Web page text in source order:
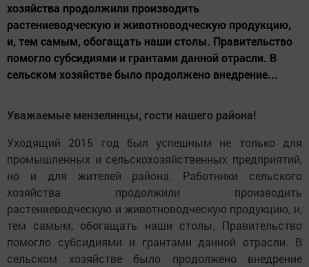
хозяйства продолжили производить
растениеводческую и животноводческую продукцию,
и, тем самым, обогащать наши столы. Правительство
помогло субсидиями и грантами данной отрасли. В
сельском хозяйстве было продолжено внедрение...
Уважаемые мензелинцы, гости нашего района!
Уходящий 2015 год был успешным не только для
промышленных и сельскохозяйственных предприятий,
но и для жителей района. Работники сельского
хозяйства продолжили производить
растениеводческую и животноводческую продукцию, и,
тем самым, обогащать наши столы. Правительство
помогло субсидиями и грантами данной отрасли. В
сельском хозяйстве было продолжено внедрение